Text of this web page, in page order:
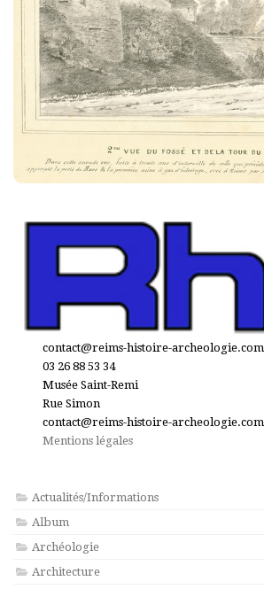
contact@reims-histoire-archeologie.com
03 26 88 53 34
Musée Saint-Remi
Rue Simon
contact@reims-histoire-archeologie.com
Mentions légales
Actualités/Informations
Album
Archéologie
Architecture